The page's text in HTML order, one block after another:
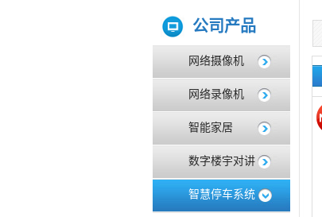
公司产品
网络摄像机
网络录像机
智能家居
数字楼宇对讲
智慧停车系统